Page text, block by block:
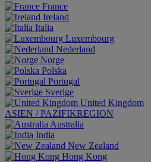
France
Ireland
Italia
Luxembourg
Nederland
Norge
Polska
Portugal
Sverige
United Kingdom
ASIEN / PAZIFIKREGION
Australia
India
New Zealand
Hong Kong